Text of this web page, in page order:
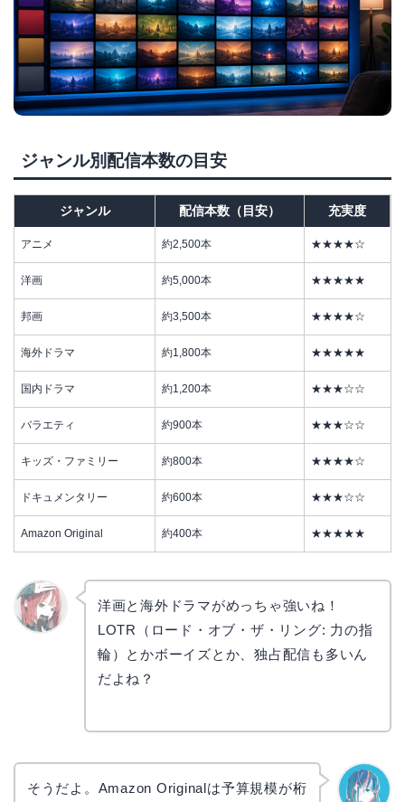
ジャンル別配信本数の目安
ジャンル 配信本数（目安） 充実度
アニメ 約2,500本 ★★★★☆
洋画 約5,000本 ★★★★★
邦画 約3,500本 ★★★★☆
海外ドラマ 約1,800本 ★★★★★
国内ドラマ 約1,200本 ★★★☆☆
バラエティ 約900本 ★★★☆☆
キッズ・ファミリー 約800本 ★★★★☆
ドキュメンタリー 約600本 ★★★☆☆
Amazon Original 約400本 ★★★★★
洋画と海外ドラマがめっちゃ強いね！
LOTR（ロード・オブ・ザ・リング: 力の指
輪）とかボーイズとか、独占配信も多いん
だよね？
そうだよ。Amazon Originalは予算規模が桁